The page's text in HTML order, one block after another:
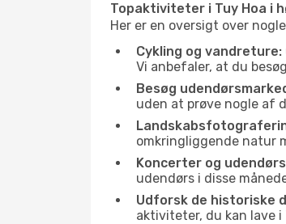
Topaktiviteter i Tuy Hoa i
Her er en oversigt over
Cykling og vandreture:
Vi anbefaler, at du
Besøg
uden at prøve nogle af
omkringliggende natur
Koncerter og
udendørs i disse
Udforsk de historiske
aktiviteter, du kan lave